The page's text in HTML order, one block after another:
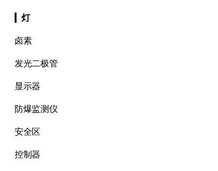
灯
卤素
发光二极管
显示器
防爆监测仪
安全区
控制器